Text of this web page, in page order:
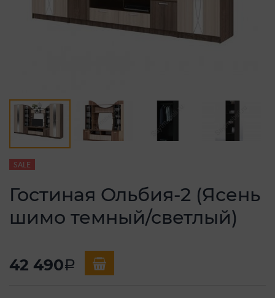
SALE
Гостиная Ольбия-2 (Ясень
шимо темный/светлый)
42 490a